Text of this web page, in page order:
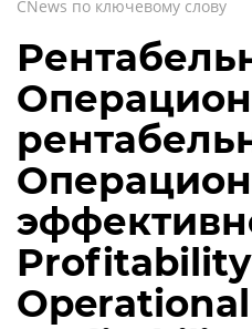
CNews по ключевому слову
Operational